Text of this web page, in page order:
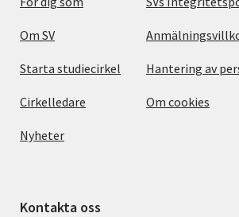
Om SV
Starta studiecirkel
Cirkelledare
Nyheter
Hantering av
Om cookies
Kontakta oss